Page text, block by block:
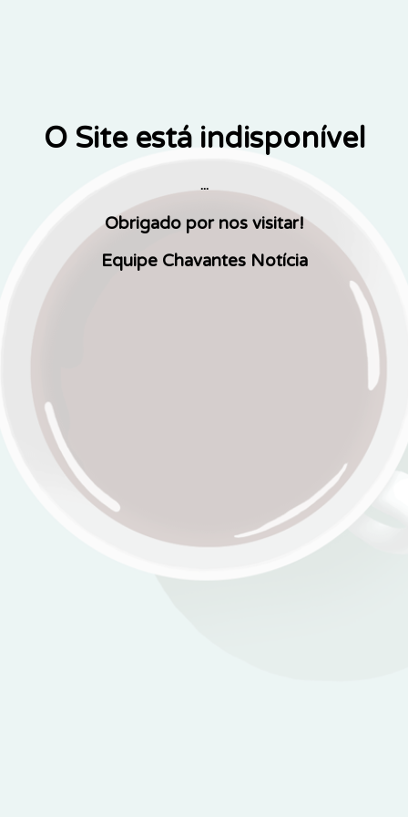
O Site está indisponível
...
Obrigado por nos visitar!
Equipe Chavantes Notícia